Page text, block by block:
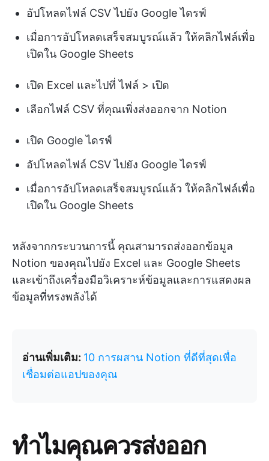
อัปโหลดไฟล์ CSV ไปยัง Google ไดรฟ์
เมื่อการอัปโหลดเสร็จสมบูรณ์แล้ว ให้คลิกไฟล์เพื่อ
เปิดใน Google Sheets
เปิด Excel และไปที่ ไฟล์ > เปิด
เลือกไฟล์ CSV ที่คุณเพิ่งส่งออกจาก Notion
เปิด Google ไดรฟ์
อัปโหลดไฟล์ CSV ไปยัง Google ไดรฟ์
เมื่อการอัปโหลดเสร็จสมบูรณ์แล้ว ให้คลิกไฟล์เพื่อ
เปิดใน Google Sheets
หลังจากกระบวนการนี้ คุณสามารถส่งออกข้อมูล
Notion ของคุณไปยัง Excel และ Google Sheets
และเข้าถึงเครื่องมือวิเคราะห์ข้อมูลและการแสดงผล
ข้อมูลที่ทรงพลังได้
อ่านเพิ่มเติม: 10 การผสาน Notion ที่ดีที่สุดเพื่อ
เชื่อมต่อแอปของคุณ
ทำไมคุณควรส่งออก